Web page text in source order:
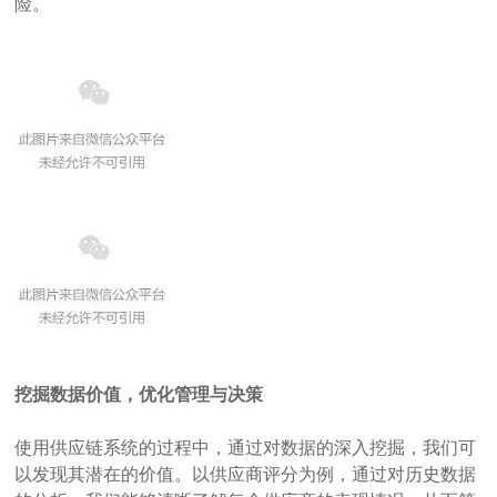
挖掘数据价值，优化管理与决策
使用供应链系统的过程中，通过对数据的深入挖掘，我们可
以发现其潜在的价值。以供应商评分为例，通过对历史数据